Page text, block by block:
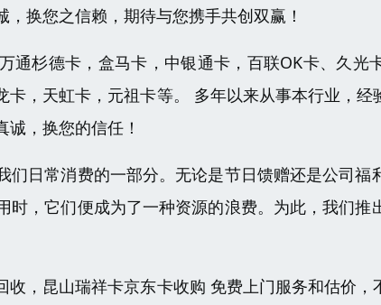
换您之信赖，期待与您携手共创双赢！
通杉德卡，盒马卡，中银通卡，百联OK卡、久光
，天虹卡，元祖卡等。 多年以来从事本行业，
，换您的信任！
们日常消费的一部分。无论是节日馈赠还是公司福
时，它们便成为了一种资源的浪费。为此，我们推
收，昆山瑞祥卡京东卡收购 免费上门服务和估价